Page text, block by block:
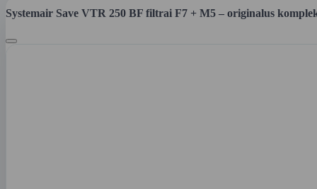
Systemair Save VTR 250 BF filtrai F7 + M5 – originalus